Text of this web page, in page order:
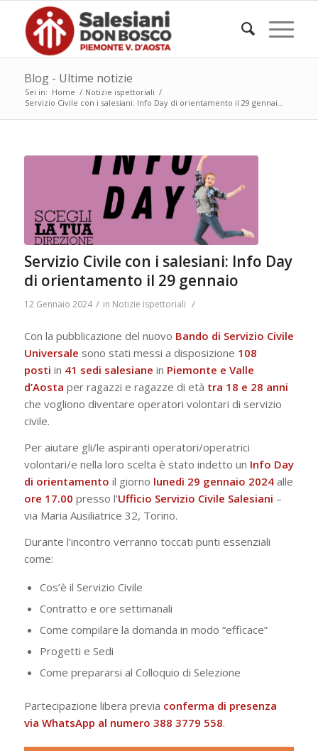
Blog - Ultime notizie
Sei in: Home / Notizie ispettoriali /
Servizio Civile con i salesiani: Info Day di orientamento il 29 gennai...
Servizio Civile con i salesiani: Info Day
di orientamento il 29 gennaio
12 Gennaio 2024 / in Notizie ispettoriali /
Con la pubblicazione del nuovo Bando di Servizio Civile
Universale sono stati messi a disposizione 108
posti in 41 sedi salesiane in Piemonte e Valle
d’Aosta per ragazzi e ragazze di età tra 18 e 28 anni
che vogliono diventare operatori volontari di servizio
civile.
Per aiutare gli/le aspiranti operatori/operatrici
volontari/e nella loro scelta è stato indetto un Info Day
di orientamento il giorno lunedì 29 gennaio 2024alle
ore 17.00 presso l’Ufficio Servizio Civile Salesiani –
via Maria Ausiliatrice 32, Torino.
Durante l’incontro verranno toccati punti essenziali
come:
Cos’è il Servizio Civile
Contratto e ore settimanali
Come compilare la domanda in modo “efficace”
Progetti e Sedi
Come prepararsi al Colloquio di Selezione
Partecipazione libera previa conferma di presenza
via WhatsApp al numero 388 3779 558.